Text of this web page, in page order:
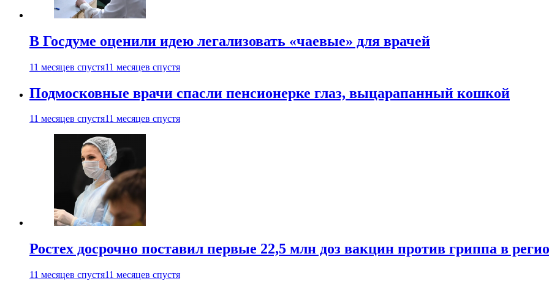
В Госдуме оценили идею легализовать «чаевые» для врачей
11 месяцев спустя11 месяцев спустя
Подмосковные врачи спасли пенсионерке глаз, выцарапанный кошкой
11 месяцев спустя11 месяцев спустя
Ростех досрочно поставил первые 22,5 млн доз вакцин против гриппа в
11 месяцев спустя11 месяцев спустя